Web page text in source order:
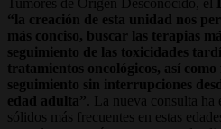
“la creación de esta unidad nos
más conciso, buscar las terapias
seguimiento de las toxicidades
tratamientos oncológicos, así
seguimiento sin interrupciones
edad adulta” . La nueva consulta
sólidos más frecuentes en estas